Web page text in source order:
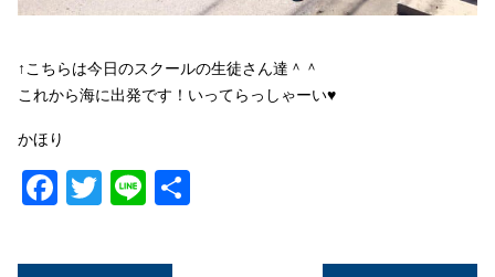
↑こちらは今日のスクールの生徒さん達＾＾
これから海に出発です！いってらっしゃーい♥
かほり
Facebook
Twitter
Line